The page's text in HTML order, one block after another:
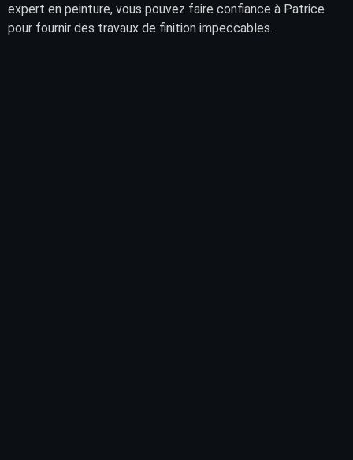
expert en peinture, vous pouvez faire confiance à Patrice
pour fournir des travaux de finition impeccables.